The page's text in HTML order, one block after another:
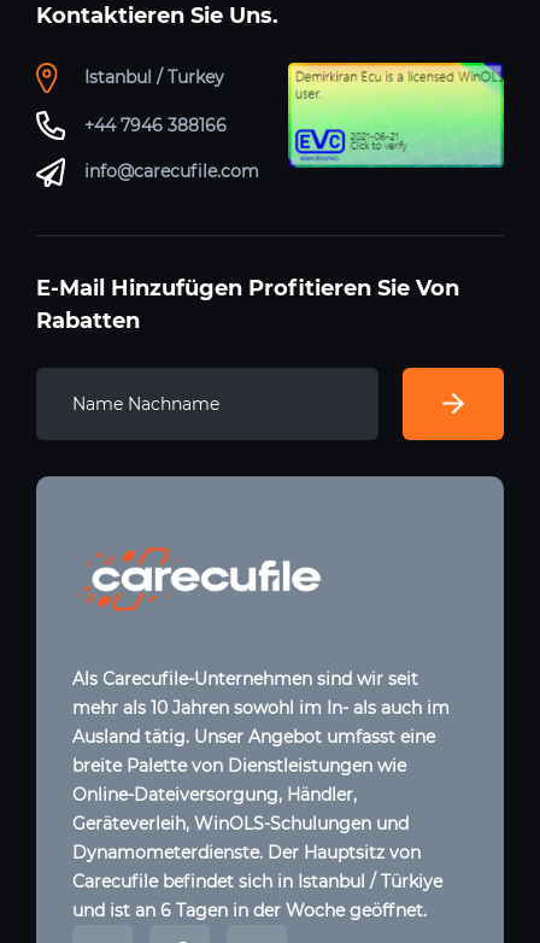
Kontaktieren Sie Uns.
Istanbul / Turkey
+44 7946 388166
info@carecufile.com
E-Mail Hinzufügen Profitieren Sie Von
Rabatten
Als Carecufile-Unternehmen sind wir seit
mehr als 10 Jahren sowohl im In- als auch im
Ausland tätig. Unser Angebot umfasst eine
breite Palette von Dienstleistungen wie
Online-Dateiversorgung, Händler,
Geräteverleih, WinOLS-Schulungen und
Dynamometerdienste. Der Hauptsitz von
Carecufile befindet sich in Istanbul / Türkiye
und ist an 6 Tagen in der Woche geöffnet.